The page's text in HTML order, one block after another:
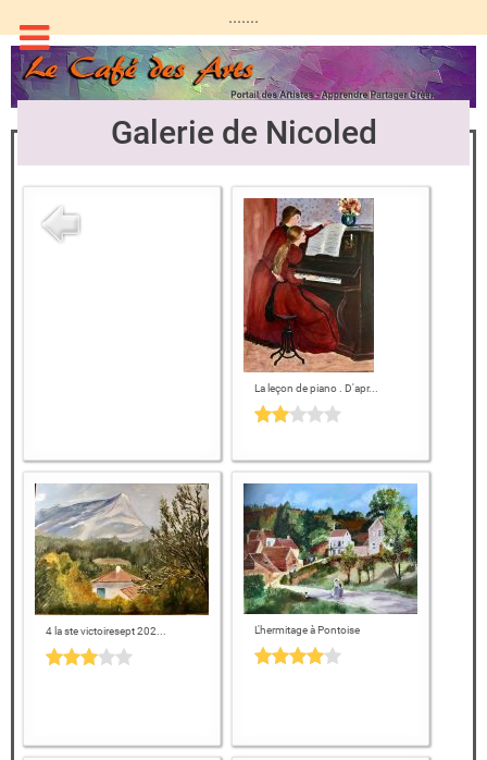
.......
Galerie de Nicoled
La leçon de piano . D'apr...
4 la ste victoiresept 202... L'hermitage à Pontoise